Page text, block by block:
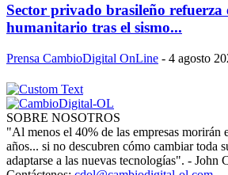
Sector privado brasileño refuerza
humanitario tras el sismo...
Prensa CambioDigital OnLine - 4 agosto
SOBRE NOSOTROS
"Al menos el 40% de las empresas morirán
años... si no descubren cómo cambiar toda
adaptarse a las nuevas tecnologías". - John